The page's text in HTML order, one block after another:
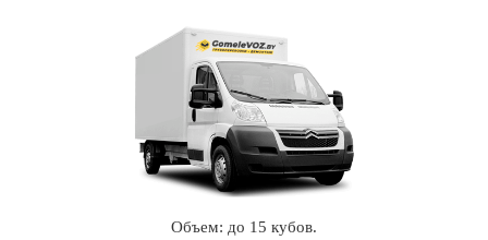
Объем: до 15 кубов.